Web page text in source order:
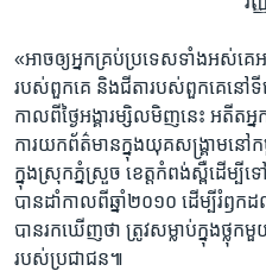
«អាច​ឲ្យ​អ្នក​គ្រប់​ប្រទេស​ទាំង​អស់​គេ​
របស់​ពួក​គេ ​និង​ជីតា​របស់​ពួកគេ​នៅ​ទី​
កាលពី​ថ្ងៃ​អង្គារ​ម្សិលមិញ​នេះ ​អតីត​អ្
ការ​យក​ព័ត៌មាន​ក្នុង​យុគ​សង្គ្រាម​នៅ​ក
ក្នុង​ស្រុក​ភ្នំស្រួច ​ខេត្ត​កំពង់ស្ពឺ​ដើ
បាន​ដាំ​កាលពី​ឆ្នាំ​២០១០ ​ដើម្បី​រំឭក​
បាន​រក​ឃើញ​ថា​ ត្រូវ​សម្លាប់​ក្នុង​ថ្លុ
របស់​ប្រជាជន៕​